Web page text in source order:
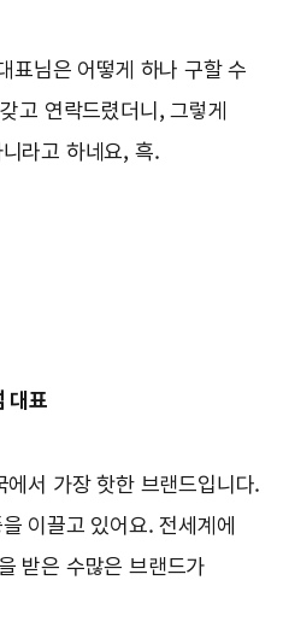
표님은 어떻게 하나 구할 수
고 연락드렸더니, 그렇게
라고 하네요, 흑.
대표
서 가장 핫한 브랜드입니다.
이끌고 있어요. 전세계에
받은 수많은 브랜드가